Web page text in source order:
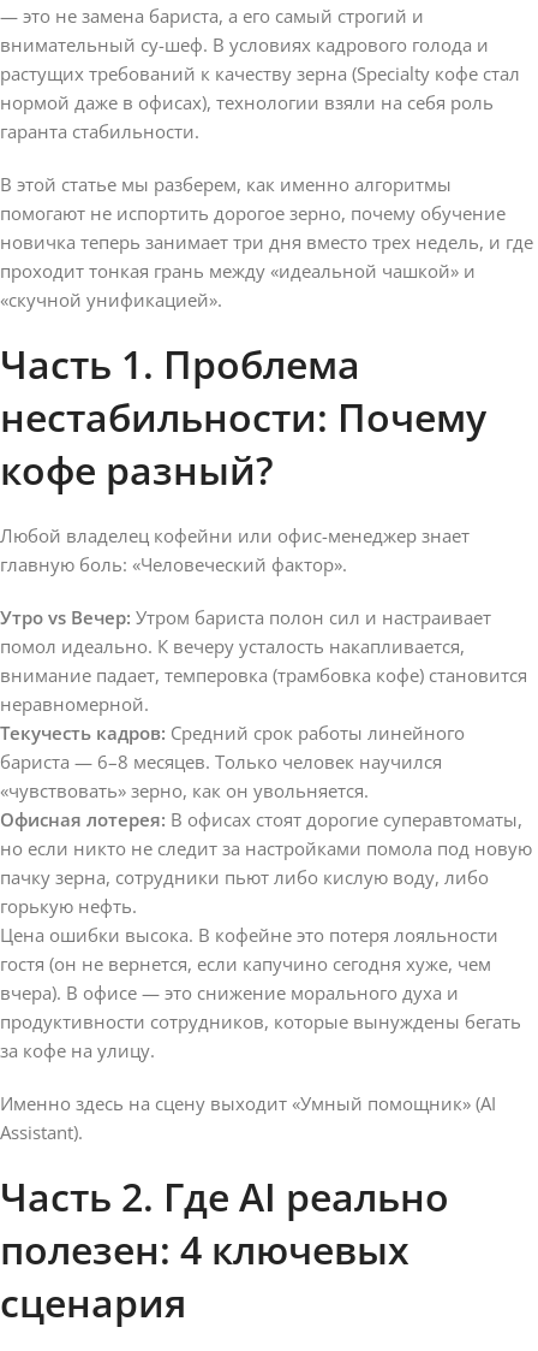
— это не замена бариста, а его самый строгий и
внимательный су-шеф. В условиях кадрового голода и
растущих требований к качеству зерна (Specialty кофе стал
нормой даже в офисах), технологии взяли на себя роль
гаранта стабильности.
В этой статье мы разберем, как именно алгоритмы
помогают не испортить дорогое зерно, почему обучение
новичка теперь занимает три дня вместо трех недель, и где
проходит тонкая грань между «идеальной чашкой» и
«скучной унификацией».
Часть 1. Проблема
нестабильности: Почему
кофе разный?
Любой владелец кофейни или офис-менеджер знает
главную боль: «Человеческий фактор».
Утро vs Вечер: Утром бариста полон сил и настраивает
помол идеально. К вечеру усталость накапливается,
внимание падает, темперовка (трамбовка кофе) становится
неравномерной.
Текучесть кадров: Средний срок работы линейного
бариста — 6–8 месяцев. Только человек научился
«чувствовать» зерно, как он увольняется.
Офисная лотерея: В офисах стоят дорогие суперавтоматы,
но если никто не следит за настройками помола под новую
пачку зерна, сотрудники пьют либо кислую воду, либо
горькую нефть.
Цена ошибки высока. В кофейне это потеря лояльности
гостя (он не вернется, если капучино сегодня хуже, чем
вчера). В офисе — это снижение морального духа и
продуктивности сотрудников, которые вынуждены бегать
за кофе на улицу.
Именно здесь на сцену выходит «Умный помощник» (AI
Assistant).
Часть 2. Где AI реально
полезен: 4 ключевых
сценария